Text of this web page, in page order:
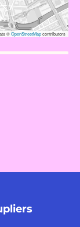
©OpenStreetMapcontributors